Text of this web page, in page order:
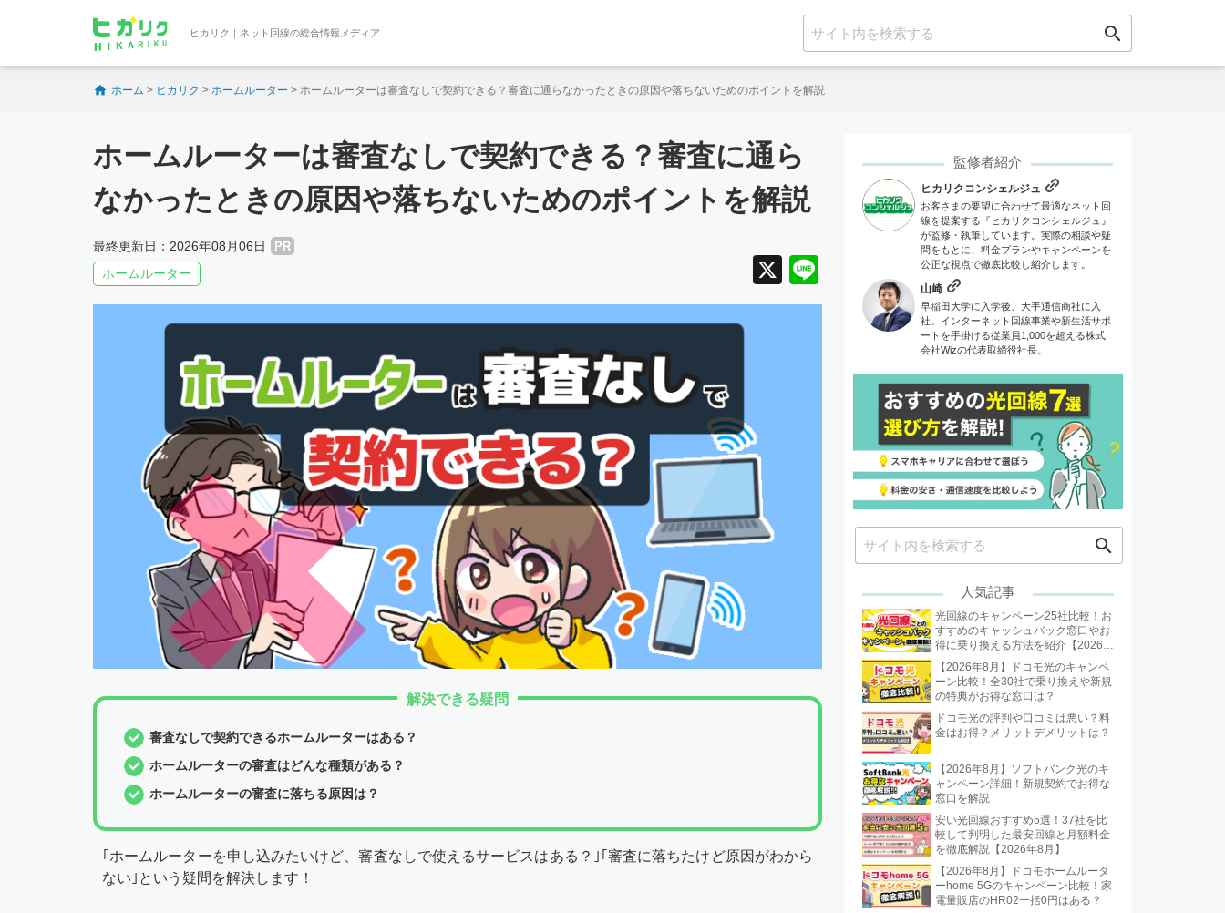
ヒカリク｜ネット回線の総合情報メディア search
ホーム > ヒカリク > ホームルーター > ホームルーターは審査なしで契約できる？審査に通らなかったときの原因や落ちないためのポイントを解説
ホームルーターは審査なしで契約できる？審査に通ら
なかったときの原因や落ちないためのポイントを解説
最終更新日：2026年08月06日 PR
X
ホームルーター
解決できる疑問
審査なしで契約できるホームルーターはある？
ホームルーターの審査はどんな種類がある？
ホームルーターの審査に落ちる原因は？
｢ホームルーターを申し込みたいけど、審査なしで使えるサービスはある？｣｢審査に落ちたけど原因がわから
ない｣という疑問を解決します！
監修者紹介
ヒカリクコンシェルジュ
お客さまの要望に合わせて最適なネット回
線を提案する『ヒカリクコンシェルジュ』
が監修・執筆しています。実際の相談や疑
問をもとに、料金プランやキャンペーンを
公正な視点で徹底比較し紹介します。
山崎
早稲田大学に入学後、大手通信商社に入
社。インターネット回線事業や新生活サポ
ートを手掛ける従業員1,000を超える株式
会社Wizの代表取締役社長。
search
人気記事
光回線のキャンペーン25社比較！お
すすめのキャッシュバック窓口やお
得に乗り換える方法を紹介【2026年
8月】
【2026年8月】ドコモ光のキャンペ
ーン比較！全30社で乗り換えや新規
の特典がお得な窓口は？
ドコモ光の評判や口コミは悪い？料
金はお得？メリットデメリットは？
【2026年8月】ソフトバンク光のキ
ャンペーン詳細！新規契約でお得な
窓口を解説
安い光回線おすすめ5選！37社を比
較して判明した最安回線と月額料金
を徹底解説【2026年8月】
【2026年8月】ドコモホームルータ
ーhome 5Gのキャンペーン比較！家
電量販店のHR02一括0円はある？